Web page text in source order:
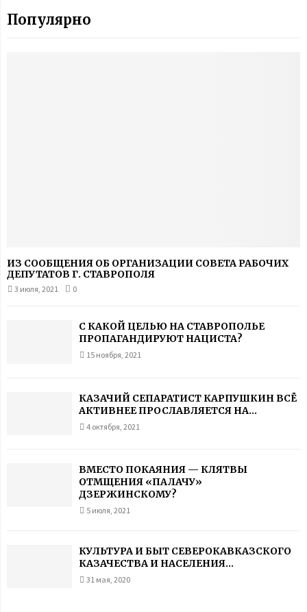
Популярно
ИЗ СООБЩЕНИЯ ОБ ОРГАНИЗАЦИИ СОВЕТА РАБОЧИХ
ДЕПУТАТОВ Г. СТАВРОПОЛЯ
3 июля, 2021 0
С КАКОЙ ЦЕЛЬЮ НА СТАВРОПОЛЬЕ
ПРОПАГАНДИРУЮТ НАЦИСТА?
15 ноября, 2021
КАЗАЧИЙ СЕПАРАТИСТ КАРПУШКИН ВСЁ
АКТИВНЕЕ ПРОСЛАВЛЯЕТСЯ НА...
4 октября, 2021
ВМЕСТО ПОКАЯНИЯ — КЛЯТВЫ
ОТМЩЕНИЯ «ПАЛАЧУ»
ДЗЕРЖИНСКОМУ?
5 июля, 2021
КУЛЬТУРА И БЫТ СЕВЕРОКАВКАЗСКОГО
КАЗАЧЕСТВА И НАСЕЛЕНИЯ...
31 мая, 2020